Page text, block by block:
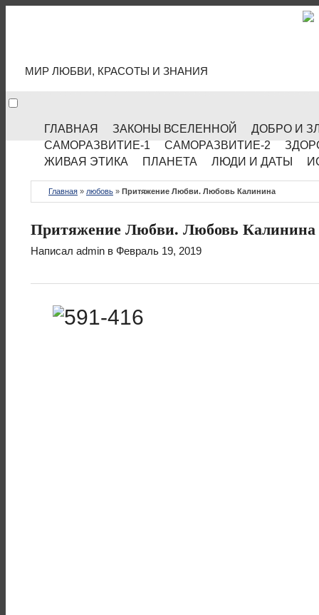
МИР ЛЮБВИ, КРАСОТЫ И ЗНАНИЯ
ГЛАВНАЯ ЗАКОНЫ ВСЕЛЕННОЙ
ДОБРО И
САМОРАЗВИТИЕ-1
САМОРАЗВИТИЕ-2
ЖИВАЯ ЭТИКА
ПЛАНЕТА ЛЮДИ И ДАТЫ
Главная » любовь » Притяжение Любви. Любовь Калинина
Притяжение Любви. Любовь Калинина
Написал admin в Февраль 19, 2019